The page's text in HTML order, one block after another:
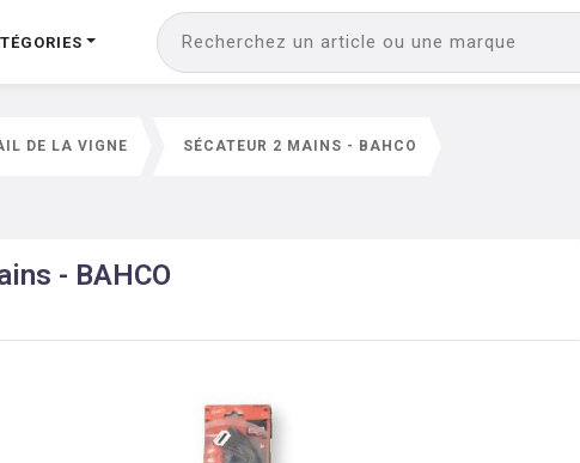
DE LA VIGNE SÉCATEUR 2 MAINS - BAHCO
- BAHCO